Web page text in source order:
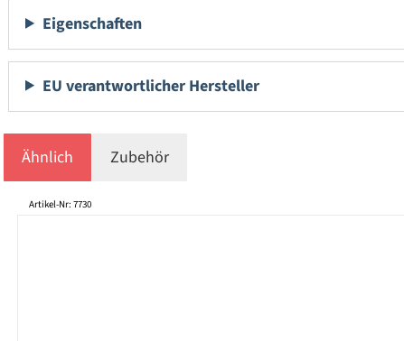
Eigenschaften
EU verantwortlicher Hersteller
Ähnlich Zubehör
Produktgalerie überspringen
Artikel-Nr: 7730